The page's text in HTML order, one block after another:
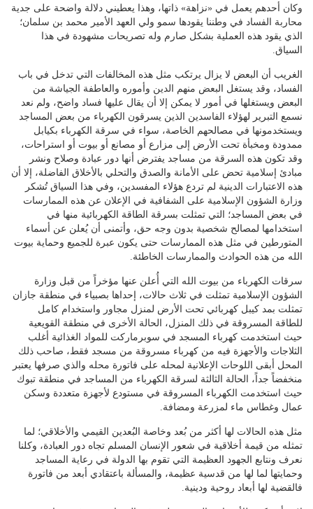
وكان أحدهم يعمل في «نزاهة» ذاتها، وهذا يعطيني دلالة واضحة على جدية
محاربة الفساد في وطننا يقودها سمو ولي العهد الأمير محمد بن سلمان؛
الذي يقود هذه العملية بشكل صارم وله تصريحات مشهودة في هذا
السياق.
الغريب أن البعض لا يزال يرتكب مثل هذه المخالفات التي تدخل في باب
الفساد، وقد يستغل البعض منهم الدين وأموره والعاطفة الجياشة من
البعض ويستغلها في أمور لا يمكن إلا أن يقال عليها فساد واضح، ولم نعد
نسمع التبرير لهؤلاء الفاسدين الذين يسرقون الكهرباء من بعض المساجد
ويستخدمونها في مصالحهم الخاصة، سواء في سرقة الكهرباء بكيابل
ممدودة ومخبأة تحت الأرض إلى مزارع أو مصانع أو بيوت أو استراحات،
وقد تكون هذه السرقة من مساجد يفترض أنها دور عبادة وصلاح ونشر
مبادئ إسلامية تحض على الأمانة والصدق والتحلي بالأخلاق الفاضلة، إلا أن
هذه الاعتبارات الدينية لم تردع هؤلاء المفسدين، وفي هذا السياق تُشكر
وزارة الشؤون الإسلامية على الشفافية في الإعلان عن هذه الممارسات
في بعض المساجد؛ التي تمثلت بسرقة الطاقة الكهربائية منها في
استخدامها لمصالح شخصية بدون وجه حق، وأتمنى أن يُعلن عن أسماء
المتورطين في مثل هذه الممارسات حتى يكون عبرة للجميع وحماية بيوت
الله من هذه الحوادث والممارسات الخاطئة.
سرقات الكهرباء من بيوت الله التي أُعلن عنها مؤخراً من قبل وزارة
الشؤون الإسلامية تمثلت في ثلاث حالات، إحداها بصبياء في منطقة جازان
تمثلت بمد كيبل كهربائي تحت الأرض لمنزل مجاور واستخدام كامل
للطاقة المسروقة في ذلك المنزل، الحالة الأخرى في منطقة القويعية
حيث استخدمت كهرباء المسجد في سوبرماركت للمواد الغذائية أغلب
الثلاجات والأجهزة فيه من كهرباء مسروقة من مسجد فقط، صاحب ذلك
المحل أبقى اللوحات الإعلانية لمحله على فاتورة محله والذي صرفها يعتبر
منخفضاً جداً، الحالة الثالثة لسرقة الكهرباء من المساجد في منطقة تبوك
حيث استخدمت الكهرباء المسروقة في مستودع لأجهزة متعددة وسكن
عمال وغطاس ماء لمزرعة ومضافة.
مثل هذه الحالات لها أكثر من بُعد وخاصة البُعدين القيمي والأخلاقي؛ لما
تمثله من قيمة أخلاقية في شعور الإنسان المسلم تجاه دور العبادة، وكلنا
نعرف ونتابع الجهود العظيمة التي تقوم بها الدولة في رعاية المساجد
وحمايتها لما لها من قدسية عظيمة، والمسألة باعتقادي أبعد من فاتورة
فالقضية لها أبعاد روحية ودينية.